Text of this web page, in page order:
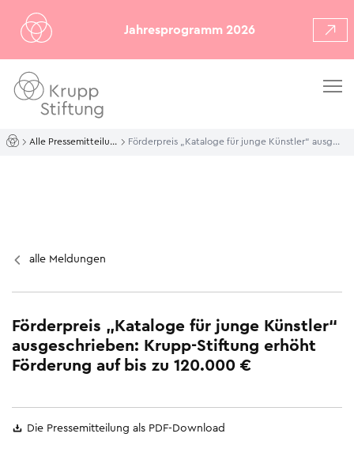
Jahresprogramm 2026
Alle Pressemitteilungen Förderpreis „Kataloge für junge Künstler“ ausgeschrieben: Krupp-Stiftung erhöht Förderung auf bis zu 120.000 €
alle Meldungen
Förderpreis „Kataloge für junge Künstler“
ausgeschrieben: Krupp-Stiftung erhöht
Förderung auf bis zu 120.000 €
Die Pressemitteilung als PDF-Download